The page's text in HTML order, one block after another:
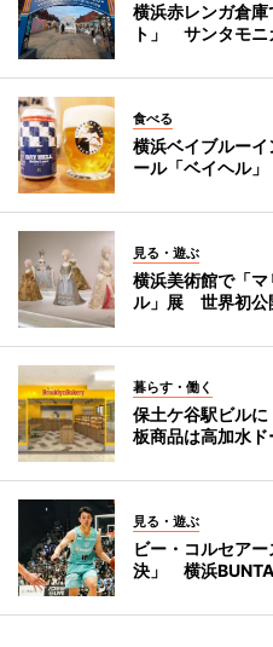
横浜赤レンガ倉
ト」 サンタモ
食べる
横浜ベイブルー
ール「ベイヘル」
見る・遊ぶ
横浜美術館で「
ル」展 世界初公
暮らす・働く
保土ケ谷駅ビル
板商品は高加水ド
見る・遊ぶ
ビー・コルセア
決」 横浜